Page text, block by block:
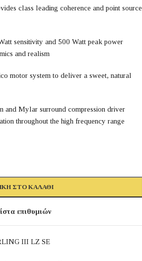
class leading coherence and point source
sensitivity and 500 Watt peak power
and realism
motor system to deliver a sweet, natural
and Mylar surround compression driver
throughout the high frequency range
ΣΤΟ ΚΑΛΆΘΙ
επιθυμιών
III LZ SE